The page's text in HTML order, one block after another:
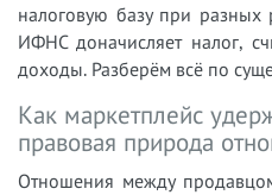
налоговую базу при разных
ИФНС доначисляет налог,
доходы. Разберём всё по
Как маркетплейс
правовая природа
Отношения между